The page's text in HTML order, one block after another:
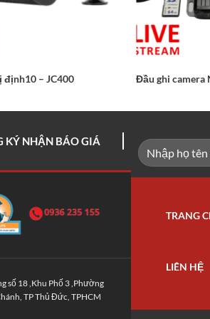
định10 – JC400 Đầu ghi camera
KÝ NHẬN BÁO GIÁ
TRANG
LIÊN HỆ
số 18 ,Khu Phố 3 ,Phường
TP Thủ Đức, TPHCM